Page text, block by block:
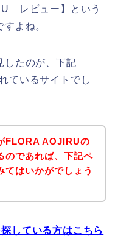
レビュー】という
よね。
したのが、下記
ているサイトでし
FLORA AOJIRUの
のであれば、下記ペ
てはいかがでしょう
している方はこちら